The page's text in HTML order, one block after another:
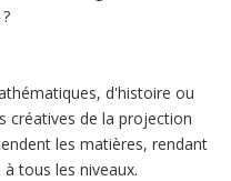
d'histoire ou
créatives de la projection
les matières, rendant
tous les niveaux.